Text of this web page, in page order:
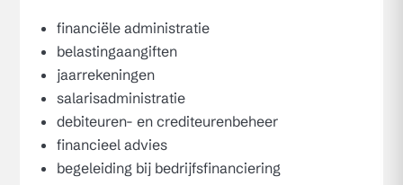
financiële administratie
belastingaangiften
jaarrekeningen
salarisadministratie
debiteuren- en crediteurenbeheer
financieel advies
begeleiding bij bedrijfsfinanciering